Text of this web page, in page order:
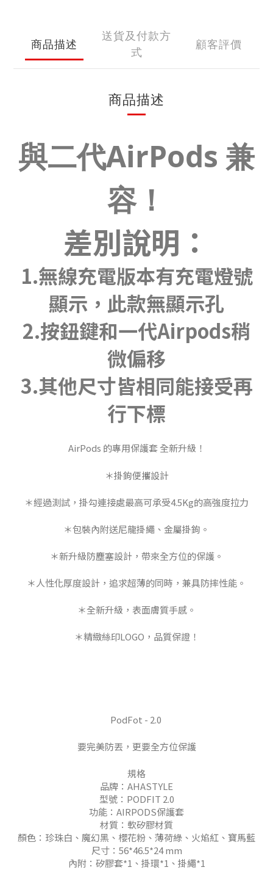
商品描述
送貨及付款方
式
顧客評價
商品描述
與二代AirPods 兼
容！
差別說明：
1.無線充電版本有充電燈號
顯示，此款無顯示孔
2.按鈕鍵和一代Airpods稍
微偏移
3.其他尺寸皆相同能接受再
行下標
AirPods 的專用保護套 全新升級！
＊掛鉤便攜設計
＊經過測試，掛勾連接處最高可承受4.5Kg的高強度拉力
＊包裝內附送尼龍掛繩、金屬掛鉤。
＊新升級防塵塞設計，帶來全方位的保護。
＊人性化厚度設計，追求超薄的同時，兼具防摔性能。
＊全新升級，表面膚質手感。
＊精緻絲印LOGO，品質保證！
PodFot - 2.0
要完美防丟，更要全方位保護
規格
品牌：AHASTYLE
型號：PODFIT 2.0
功能：AIRPODS保護套
材質：軟矽膠材質
顏色：珍珠白、魔幻黑、櫻花粉、薄荷綠、火焰紅、寶馬藍
尺寸：56*46.5*24 mm
內附：矽膠套*1、掛環*1、掛繩*1